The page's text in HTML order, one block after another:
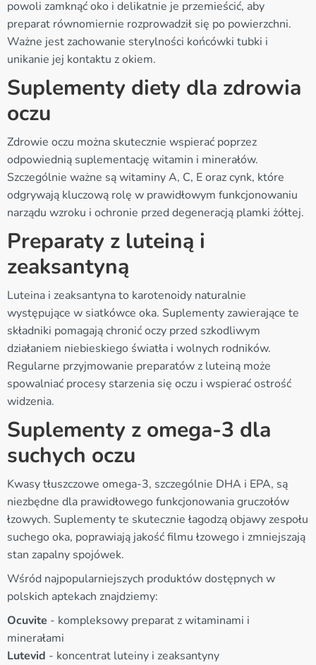
powoli zamknąć oko i delikatnie je przemieścić, aby
preparat równomiernie rozprowadził się po powierzchni.
Ważne jest zachowanie sterylności końcówki tubki i
unikanie jej kontaktu z okiem.
Suplementy diety dla zdrowia
oczu
Zdrowie oczu można skutecznie wspierać poprzez
odpowiednią suplementację witamin i minerałów.
Szczególnie ważne są witaminy A, C, E oraz cynk, które
odgrywają kluczową rolę w prawidłowym funkcjonowaniu
narządu wzroku i ochronie przed degeneracją plamki żółtej.
Preparaty z luteiną i
zeaksantyną
Luteina i zeaksantyna to karotenoidy naturalnie
występujące w siatkówce oka. Suplementy zawierające te
składniki pomagają chronić oczy przed szkodliwym
działaniem niebieskiego światła i wolnych rodników.
Regularne przyjmowanie preparatów z luteiną może
spowalniać procesy starzenia się oczu i wspierać ostrość
widzenia.
Suplementy z omega-3 dla
suchych oczu
Kwasy tłuszczowe omega-3, szczególnie DHA i EPA, są
niezbędne dla prawidłowego funkcjonowania gruczołów
łzowych. Suplementy te skutecznie łagodzą objawy zespołu
suchego oka, poprawiają jakość filmu łzowego i zmniejszają
stan zapalny spojówek.
Wśród najpopularniejszych produktów dostępnych w
polskich aptekach znajdziemy:
Ocuvite - kompleksowy preparat z witaminami i
minerałami
Lutevid - koncentrat luteiny i zeaksantyny